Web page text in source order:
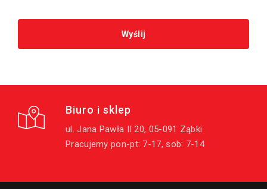
Biuro i sklep
ul. Jana Pawła II 20, 05-091 Ząbki
Pracujemy pon-pt: 7-17, sob: 7-14